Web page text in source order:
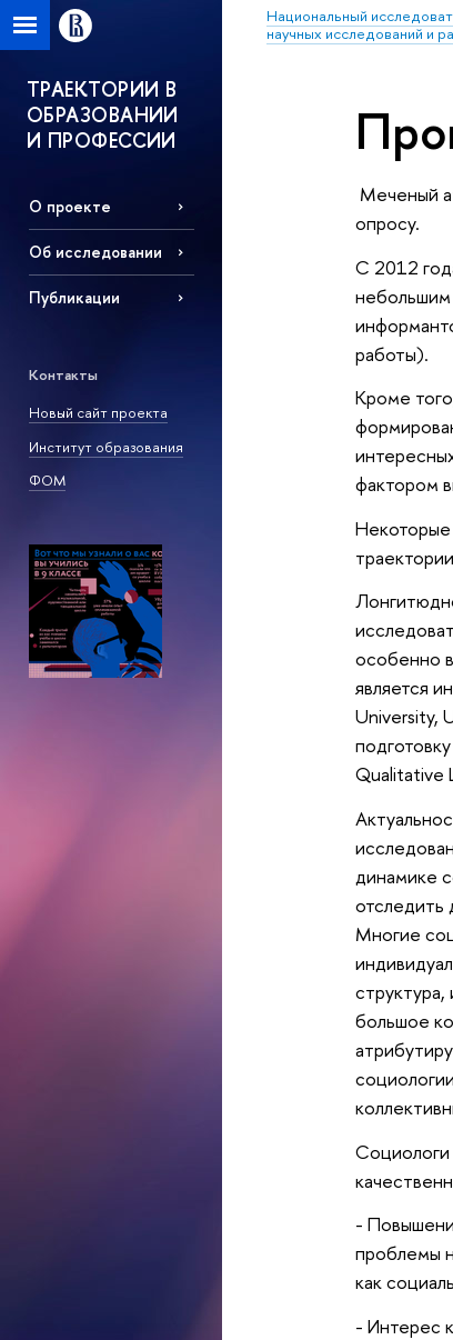
Национальный
научных исследований и
ТРАЕКТОРИИ В
ОБРАЗОВАНИИ
И ПРОФЕССИИ
О проекте
Об исследовании
Публикации
Контакты
Новый сайт проекта
Институт образования
ФОМ
Меченый
опросу.
С 2012
небольшим
работы).
Кроме
фактором
Некоторые
особенно
является
University,
Qualitative
динамике
отследить
Многие
большое
Социологи
-
проблемы
как
- Интерес